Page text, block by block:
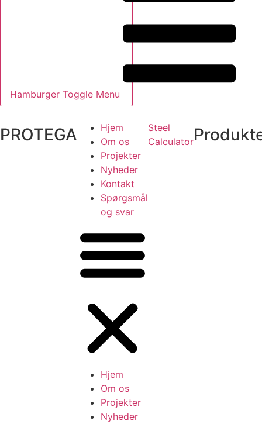
Hamburger Toggle Menu
PROTEGA
Hjem
Om os
Projekter
Nyheder
Kontakt
Spørgsmål
og svar
Hjem
Om os
Projekter
Nyheder
Steel
Calculator